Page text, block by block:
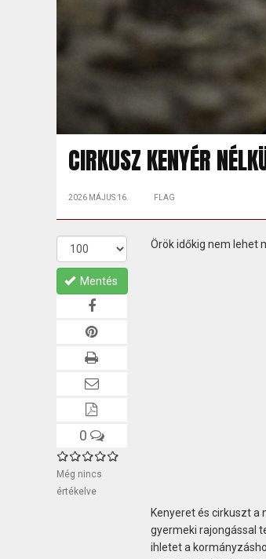
CIRKUSZ KENYÉR
2026 MÁJUS 16. FLAG
Mentés
0
Még nincs
értékelve
Örök időkig nem lehet
Kenyeret és cirkuszt a
gyermeki rajongással
ihletet a